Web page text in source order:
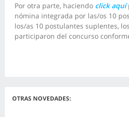
Por otra parte, haciendo click aquí
nómina integrada por las/os 10
los/as 10 postulantes suplentes,
participaron del concurso
OTRAS NOVEDADES: